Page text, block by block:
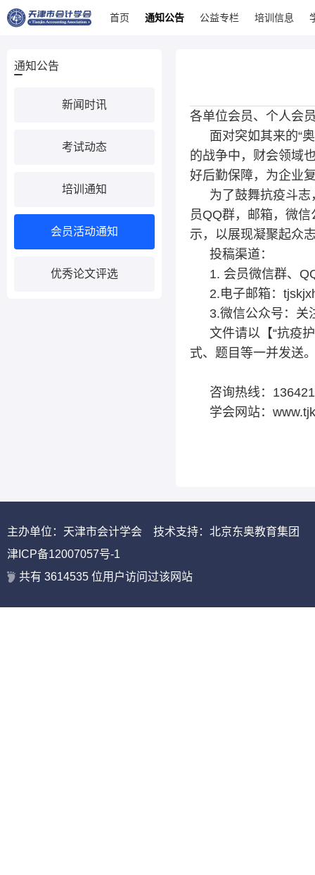
首页 通知公告 公益专栏 培训信息
通知公告
新闻时讯
考试动态
培训通知
会员活动通知
优秀论文评选
各单位会员、个人会
面对突如其来的“
的战争中，财会领域
好后勤保障，为企业
为了鼓舞抗疫斗
员QQ群，邮箱，微
示，以展现凝聚起众
投稿渠道：
1. 会员微信群、
2.电子邮箱：
3.微信公众号：关
文件请以【“抗疫
式、题目等一并发送
咨询热线：
学会网站：
主办单位：天津市会计学会 技术支持：北京东奥教育集团
津ICP备12007057号-1
共有 3614535 位用户访问过该网站